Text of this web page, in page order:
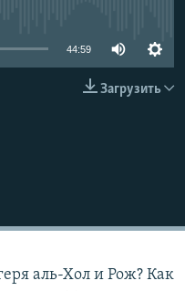
44:59
Загрузить
аль-Хол и Рож? Как